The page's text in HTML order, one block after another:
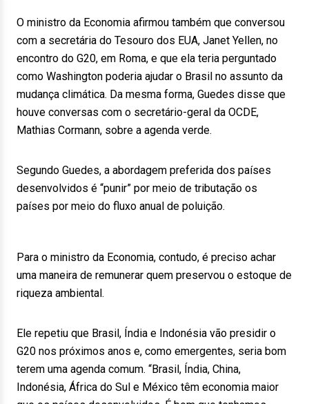
O ministro da Economia afirmou também que conversou
com a secretária do Tesouro dos EUA, Janet Yellen, no
encontro do G20, em Roma, e que ela teria perguntado
como Washington poderia ajudar o Brasil no assunto da
mudança climática. Da mesma forma, Guedes disse que
houve conversas com o secretário-geral da OCDE,
Mathias Cormann, sobre a agenda verde.
Segundo Guedes, a abordagem preferida dos países
desenvolvidos é “punir” por meio de tributação os
países por meio do fluxo anual de poluição.
Para o ministro da Economia, contudo, é preciso achar
uma maneira de remunerar quem preservou o estoque de
riqueza ambiental.
Ele repetiu que Brasil, Índia e Indonésia vão presidir o
G20 nos próximos anos e, como emergentes, seria bom
terem uma agenda comum. “Brasil, Índia, China,
Indonésia, África do Sul e México têm economia maior